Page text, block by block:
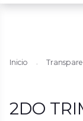
Inicio
2DO